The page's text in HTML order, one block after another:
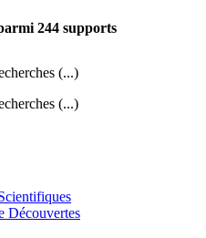
244 supports
(...)
(...)
Découvertes